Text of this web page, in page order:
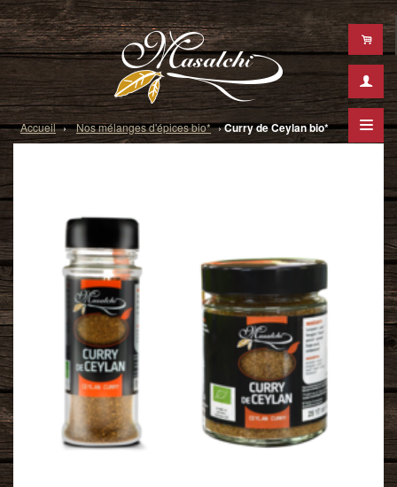
Masalchi
Accueil › Nos mélanges d'épices bio* ›Curry de Ceylan bio*